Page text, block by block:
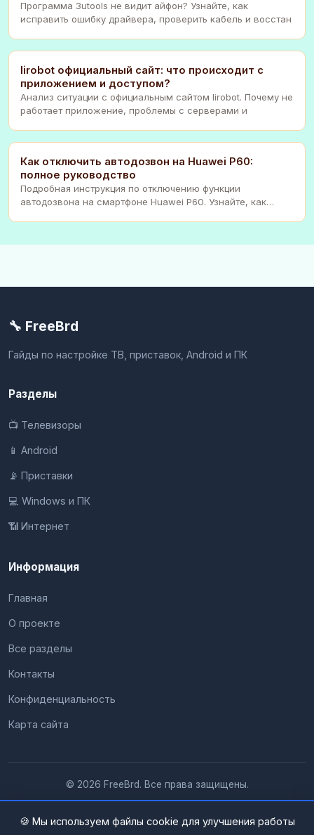
Программа 3utools не видит айфон? Узнайте, как
исправить ошибку драйвера, проверить кабель и восстан
Iirobot официальный сайт: что происходит с
приложением и доступом?
Анализ ситуации с официальным сайтом Iirobot. Почему не
работает приложение, проблемы с серверами и
Как отключить автодозвон на Huawei P60:
полное руководство
Подробная инструкция по отключению функции
автодозвона на смартфоне Huawei P60. Узнайте, как
🔧 FreeBrd
Гайды по настройке ТВ, приставок, Android и ПК
Разделы
📺 Телевизоры
📱 Android
📡 Приставки
💻 Windows и ПК
📶 Интернет
Информация
Главная
О проекте
Все разделы
Контакты
Конфиденциальность
Карта сайта
© 2026 FreeBrd. Все права защищены.
🍪 Мы используем файлы cookie для улучшения работы